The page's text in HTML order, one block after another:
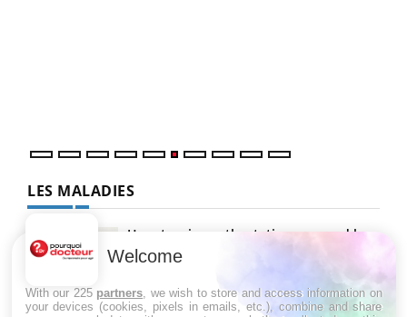
LES MALADIES
Hypotension orthostatique : quand la
pression artérielle chute au lever
Welcome
With our 225 partners , we wish to store and access information on
your devices (cookies, pixels in emails, etc.), combine and share